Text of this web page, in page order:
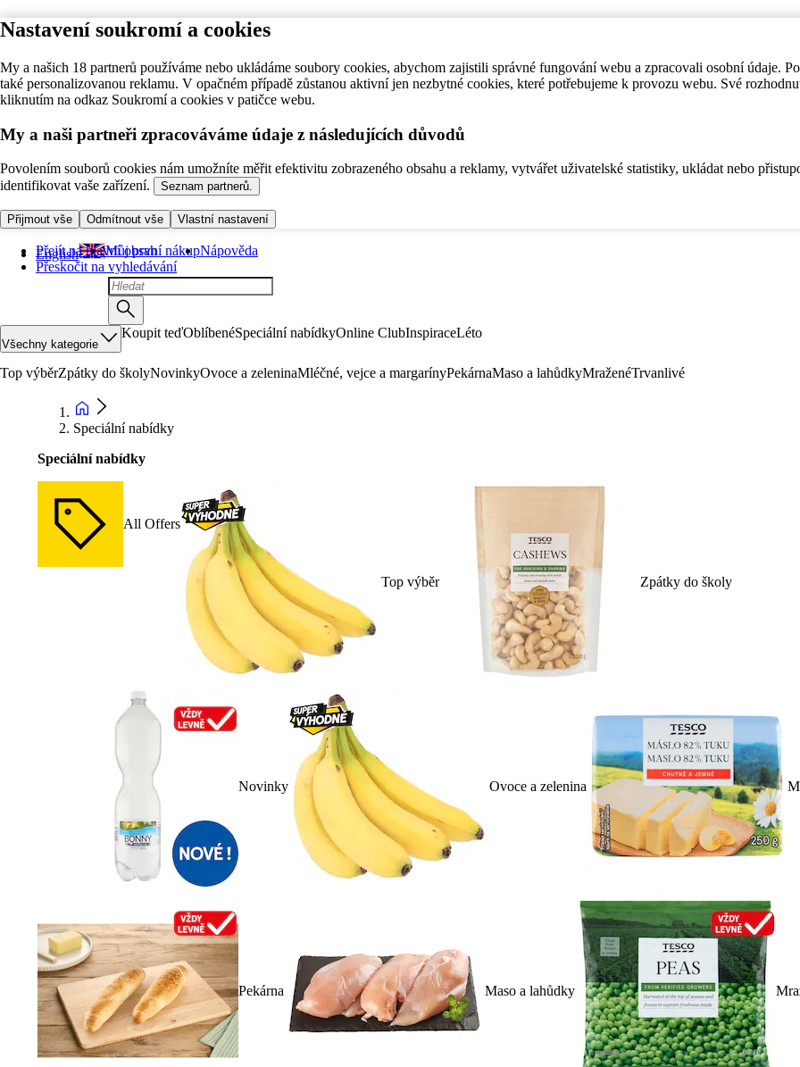
Nastavení soukromí a cookies
My a našich 18 partnerů používáme nebo ukládáme soubory cookies, abychom zajistili správné fungování webu a zpracovali osobní údaje.
také personalizovanou reklamu. V opačném případě zůstanou aktivní jen nezbytné cookies, které potřebujeme k provozu webu. Své
kliknutím na odkaz Soukromí a cookies v patičce webu.
My a naši partneři zpracováváme údaje z následujících důvodů
Povolením souborů cookies nám umožníte měřit efektivitu zobrazeného obsahu a reklamy, vytvářet uživatelské statistiky, ukládat nebo
identifikovat vaše zařízení.
Seznam partnerů.
Přijmout vše Odmítnout vše Vlastní nastavení
Přejít na hlavní obsah
Přeskočit na vyhledávání
English Můj první nákupNápověda
Všechny kategorie
Koupit teďOblíbenéSpeciální nabídkyOnline ClubInspiraceLéto
Top výběrZpátky do školyNovinkyOvoce a zeleninaMléčné, vejce a margarínyPekárnaMaso a lahůdkyMraženéTrvanlivé
Speciální nabídky
Speciální nabídky
All Offers
Top výběr Zpátky do školy
Novinky Ovoce a zelenina
Pekárna Maso a lahůdky